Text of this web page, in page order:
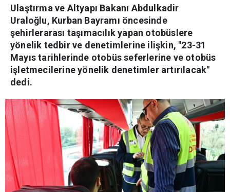
Ulaştırma ve Altyapı Bakanı Abdulkadir
Uraloğlu, Kurban Bayramı öncesinde
şehirlerarası taşımacılık yapan otobüslere
yönelik tedbir ve denetimlerine ilişkin, "23-31
Mayıs tarihlerinde otobüs seferlerine ve otobüs
işletmecilerine yönelik denetimler artırılacak"
dedi.